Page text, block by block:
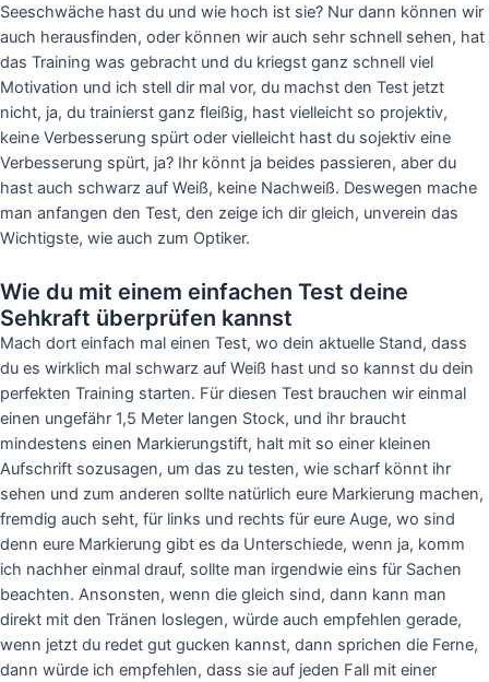
Seeschwäche hast du und wie hoch ist sie? Nur dann können wir
auch herausfinden, oder können wir auch sehr schnell sehen, hat
das Training was gebracht und du kriegst ganz schnell viel
Motivation und ich stell dir mal vor, du machst den Test jetzt
nicht, ja, du trainierst ganz fleißig, hast vielleicht so projektiv,
keine Verbesserung spürt oder vielleicht hast du sojektiv eine
Verbesserung spürt, ja? Ihr könnt ja beides passieren, aber du
hast auch schwarz auf Weiß, keine Nachweiß. Deswegen mache
man anfangen den Test, den zeige ich dir gleich, unverein das
Wichtigste, wie auch zum Optiker.
Wie du mit einem einfachen Test deine
Sehkraft überprüfen kannst
Mach dort einfach mal einen Test, wo dein aktuelle Stand, dass
du es wirklich mal schwarz auf Weiß hast und so kannst du dein
perfekten Training starten. Für diesen Test brauchen wir einmal
einen ungefähr 1,5 Meter langen Stock, und ihr braucht
mindestens einen Markierungstift, halt mit so einer kleinen
Aufschrift sozusagen, um das zu testen, wie scharf könnt ihr
sehen und zum anderen sollte natürlich eure Markierung machen,
fremdig auch seht, für links und rechts für eure Auge, wo sind
denn eure Markierung gibt es da Unterschiede, wenn ja, komm
ich nachher einmal drauf, sollte man irgendwie eins für Sachen
beachten. Ansonsten, wenn die gleich sind, dann kann man
direkt mit den Tränen loslegen, würde auch empfehlen gerade,
wenn jetzt du redet gut gucken kannst, dann sprichen die Ferne,
dann würde ich empfehlen, dass sie auf jeden Fall mit einer